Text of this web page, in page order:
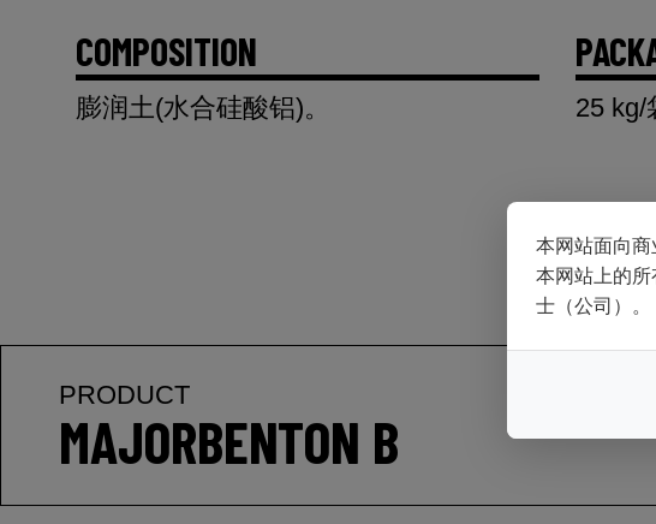
本网站面向商
本网站上的所
士（公司）。
COMPOSITION
膨润土(水合硅酸铝)。 25 kg/
PRODUCT
MAJORBENTON B